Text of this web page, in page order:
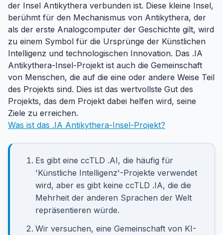
der Insel Antikythera verbunden ist. Diese kleine Insel,
berühmt für den Mechanismus von Antikythera, der
als der erste Analogcomputer der Geschichte gilt, wird
zu einem Symbol für die Ursprünge der Künstlichen
Intelligenz und technologischen Innovation. Das .IA
Antikythera-Insel-Projekt ist auch die Gemeinschaft
von Menschen, die auf die eine oder andere Weise Teil
des Projekts sind. Dies ist das wertvollste Gut des
Projekts, das dem Projekt dabei helfen wird, seine
Ziele zu erreichen.
Was ist das .IA Antikythera-Insel-Projekt?
Es gibt eine ccTLD .AI, die häufig für
'Künstliche Intelligenz'-Projekte verwendet
wird, aber es gibt keine ccTLD .IA, die die
Mehrheit der anderen Sprachen der Welt
repräsentieren würde.
Wir versuchen, eine Gemeinschaft von KI-